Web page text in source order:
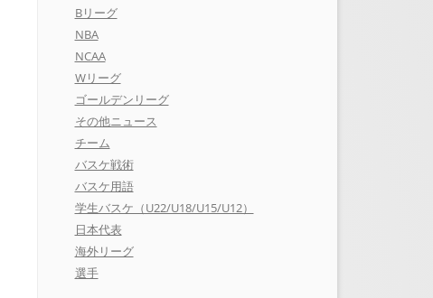
Bリーグ
NBA
NCAA
Wリーグ
ゴールデンリーグ
その他ニュース
チーム
バスケ戦術
バスケ用語
学生バスケ（U22/U18/U15/U12）
日本代表
海外リーグ
選手